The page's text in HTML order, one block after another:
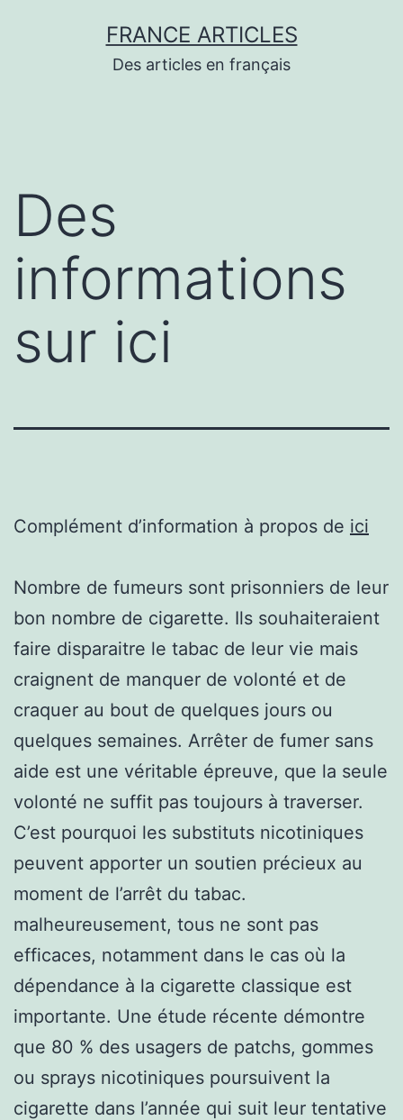
FRANCE ARTICLES
Des articles en français
Des
informations
sur ici
Complément d’information à propos de ici
Nombre de fumeurs sont prisonniers de leur
bon nombre de cigarette. Ils souhaiteraient
faire disparaitre le tabac de leur vie mais
craignent de manquer de volonté et de
craquer au bout de quelques jours ou
quelques semaines. Arrêter de fumer sans
aide est une véritable épreuve, que la seule
volonté ne suffit pas toujours à traverser.
C’est pourquoi les substituts nicotiniques
peuvent apporter un soutien précieux au
moment de l’arrêt du tabac.
malheureusement, tous ne sont pas
efficaces, notamment dans le cas où la
dépendance à la cigarette classique est
importante. Une étude récente démontre
que 80 % des usagers de patchs, gommes
ou sprays nicotiniques poursuivent la
cigarette dans l’année qui suit leur tentative